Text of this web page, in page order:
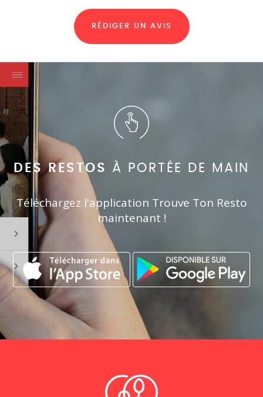
RÉDIGER UN AVIS
DES RESTOS À PORTÉE DE MAIN
Téléchargez l'application Trouve Ton Resto
maintenant !